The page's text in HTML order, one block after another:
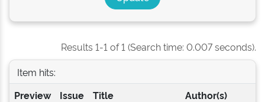
Results 1-1 of 1 (Search time: 0.007 seconds).
Item hits:
Preview
Issue
Title Author(s)